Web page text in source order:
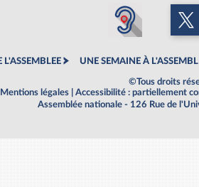
UNE SEMAINE À
©Tous droits
Mentions légales
Accessibilité : partiellement
Assemblée nationale - 126 Rue de